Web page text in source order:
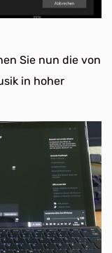
Sie nun die von
in hoher